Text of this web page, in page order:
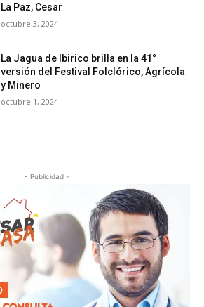
La Paz, Cesar
octubre 3, 2024
La Jagua de Ibirico brilla en la 41°
versión del Festival Folclórico, Agrícola
y Minero
octubre 1, 2024
- Publicidad -